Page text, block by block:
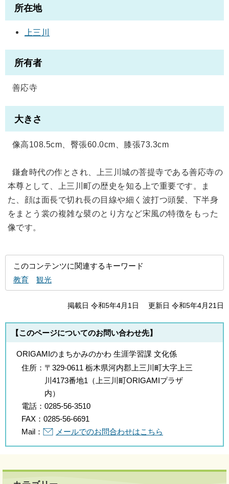
所在地
上三川
所有者
善応寺
大きさ
像高108.5cm、臀張60.0cm、膝張73.3cm
鎌倉時代の作とされ、上三川城の菩提寺である善応寺の
本尊として、上三川町の歴史を知る上で重要です。ま
た、顔は面長で切れ長の目線や細く波打つ頭髪、下半身
をまとう裳の複雑な襞のとり方など宋風の特徴をもった
像です。
このコンテンツに関連するキーワード
教育
観光
掲載日 令和5年4月1日 更新日 令和5年4月21日
【このページについてのお問い合わせ先】
ORIGAMIのまちかみのかわ 生涯学習課 文化係
住所： 〒329-0611 栃木県河内郡上三川町大字上三
川4173番地1（上三川町ORIGAMIプラザ
内）
電話： 0285-56-3510
FAX： 0285-56-6691
Mail：
メールでのお問合わせはこちら